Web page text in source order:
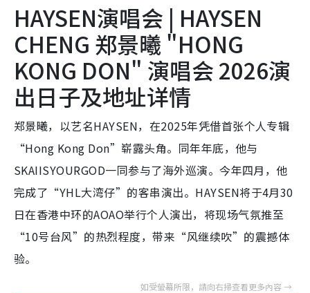
HAYSEN演唱会 | HAYSEN
CHENG 郑景曦 "HONG
KONG DON" 演唱会 2026演
出日子及地址详情
郑景曦，以艺名HAYSEN，在2025年凭借首张个人专辑
“Hong Kong Don”崭露头角。同年年底，他与
SKAIISYOURGOD一同参与了海外巡演。今年四月，他
完成了“YHL大湾仔”的客串演出。HAYSEN将于4月30
日在香港中环的AOAO举行个人演出，将现场气氛推至
“10号台风”的热烈程度，带来“风继续吹”的震撼体
验。